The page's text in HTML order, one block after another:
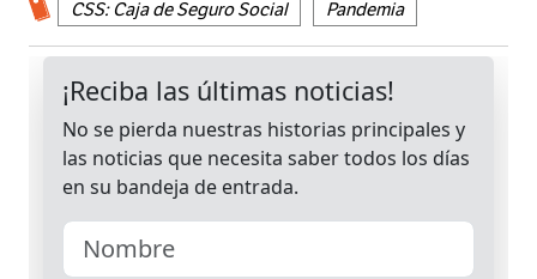
CSS: Caja de Seguro Social Pandemia